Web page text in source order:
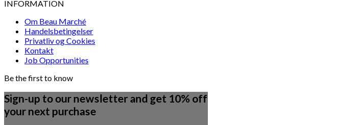
INFORMATION
Om Beau Marché
Handelsbetingelser
Privatliv og Cookies
Kontakt
Job Opportunities
Be the first to know
Sign-up to our newsletter and get 10% off
your next purchase